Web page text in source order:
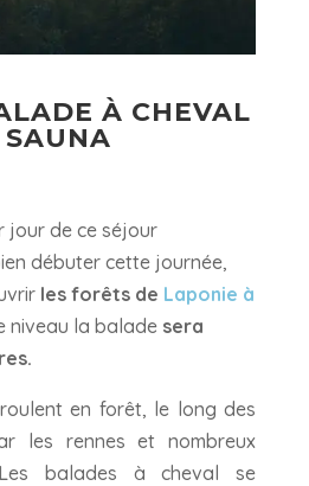
À CHEVAL
SAUNA
jour de ce séjour
débuter cette journée,
les forêts de Laponie à
niveau la baladesera
en forêt, le long des
les rennes et nombreux
balades à cheval se